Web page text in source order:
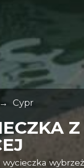
→ Cypr
wycieczka